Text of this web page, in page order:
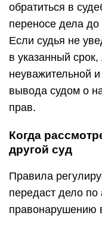
обратиться в
переносе дела до
Если судья не
в указанный
неуважительной
вывода судом о
прав.
Когда
другой суд
Правила
передаст дело
правонарушению